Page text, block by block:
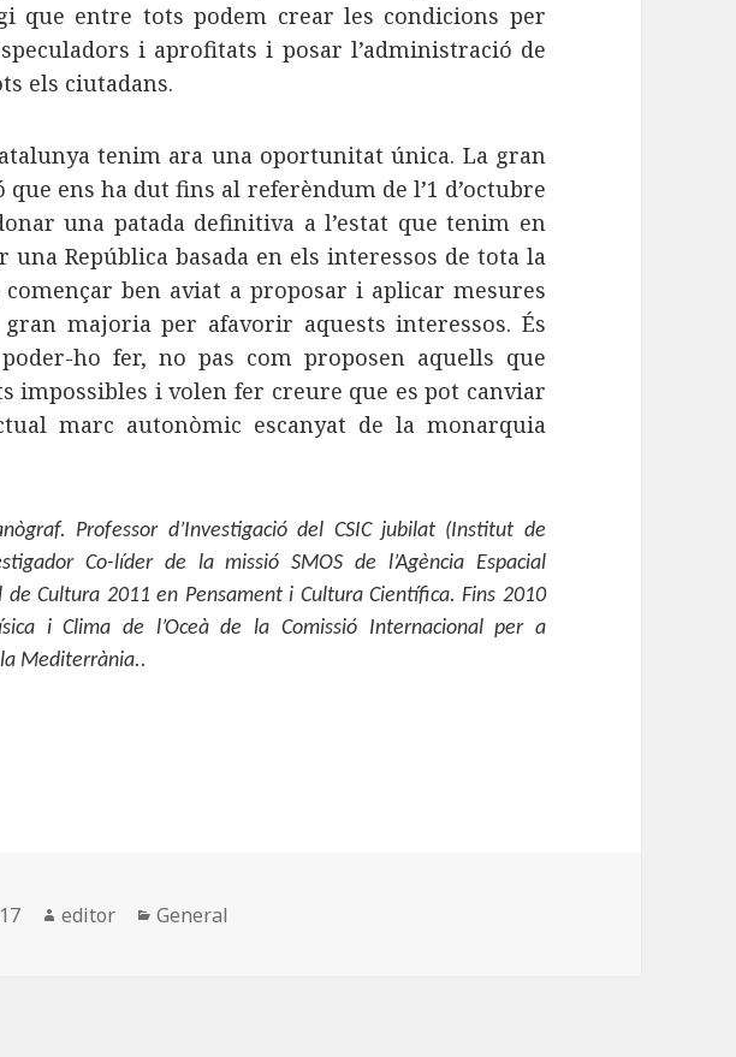
que entre tots podem crear les condicions per
i aprofitats i posar l’administració de
els ciutadans.
tenim ara una oportunitat única. La gran
ens ha dut fins al referèndum de l’1 d’octubre
una patada definitiva a l’estat que tenim en
República basada en els interessos de tota la
ben aviat a proposar i aplicar mesures
majoria per afavorir aquests interessos. És
ho fer, no pas com proposen aquells que
impossibles i volen fer creure que es pot canviar
marc autonòmic escanyat de la monarquia
Professor d’Investigació del CSIC jubilat (Institut de
Co-líder de la missió SMOS de l’Agència Espacial
de Cultura 2011 en Pensament i Cultura Científica. Fins 2010
i Clima de l’Oceà de la Comissió Internacional per a
Mediterrània..
Autor
editor Categories
General